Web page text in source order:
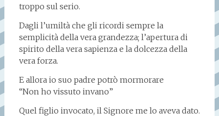
troppo sul serio.
Dagli l’umiltà che gli ricordi sempre la
semplicità della vera grandezza; l’apertura di
spirito della vera sapienza e la dolcezza della
vera forza.
E allora io suo padre potrò mormorare
“Non ho vissuto invano”
Quel figlio invocato, il Signore me lo aveva dato.